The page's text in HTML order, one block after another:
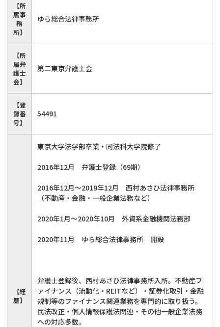
【所
属事
務
所】
ゆら総合法律事務所
【所
属弁
護士
会】
第二東京弁護士会
【登
録番
号】
54491
【経
歴】
東京大学法学部卒業・同法科大学院修了
2016年12月 弁護士登録（69期）
2016年12月～2019年12月 西村あさひ法律事務所
（不動産・金融・一般企業法務など）
2020年1月～2020年10月 外資系金融機関法務部
2020年11月 ゆら総合法律事務所 開設
弁護士登録後、西村あさひ法律事務所入所。不動産フ
ァイナンス（流動化・REITなど）・証券化取引・金融
規制等のファイナンス関連業務を専門的に取り扱う。
民法改正・個人情報保護法関連・その他一般企業法務
への対応多数。